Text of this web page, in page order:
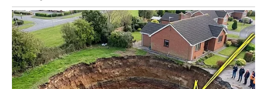
LAV
Vi ćete privlačiti pažnju gdje god da se pojavite.
Jedna osoba potpuno će biti očarana vašom energijom i